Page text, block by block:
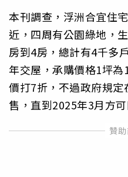
本刊調查，浮洲合宜住
近，四周有公園綠地，
房到4房，總計有4千多
年交屋，承購價格1坪
價打7折，不過政府規
售，直到2025年3月方